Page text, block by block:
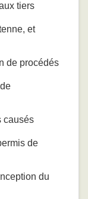
tiers
et
de procédés
causés
de
du